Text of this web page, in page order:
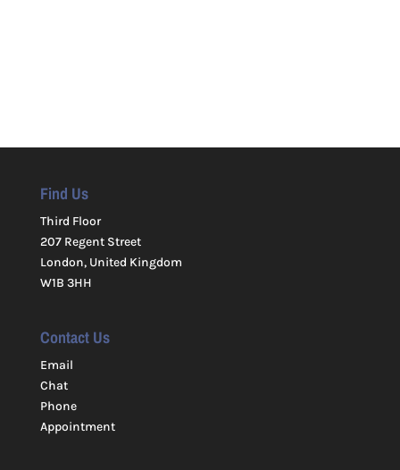
Find Us
Third Floor
207 Regent Street
London, United Kingdom
W1B 3HH
Contact Us
Email
Chat
Phone
Appointment